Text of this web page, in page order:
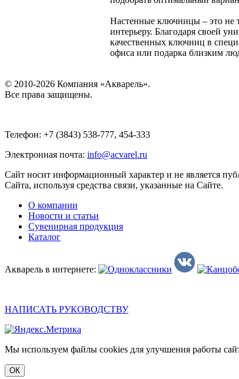
Настенные ключницы – это не
интерьеру. Благодаря своей
качественных ключниц в
офиса или подарка близким
© 2010-2026 Компания «Акварель».
Все права защищены.
Телефон: +7 (3843) 538-777, 454-333
Электронная почта: info@acvarel.ru
Сайт носит информационный характер и не является
Сайта, используя средства связи, указанные на Сайте.
О компании
Новости и статьи
Сувенирная продукция
Каталог
Акварель в интернете:
НАПИСАТЬ РУКОВОДСТВУ
Мы используем файлы cookies для улучшения работы
ОК